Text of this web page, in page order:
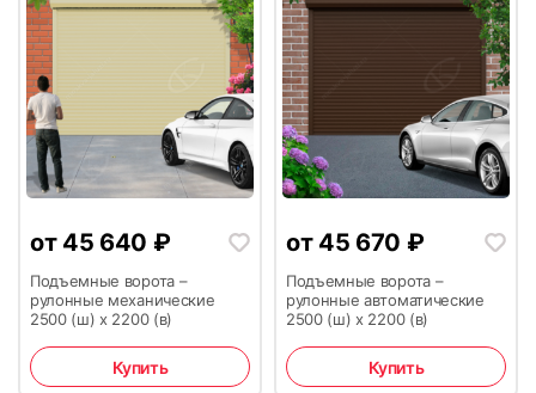
23 24
25 26
от 45 640 ₽
Подъемные ворота –
рулонные механические
2500 (ш) х 2200 (в)
Купить
от 45 670 ₽
Подъемные ворота –
рулонные автоматические
2500 (ш) х 2200 (в)
Купить